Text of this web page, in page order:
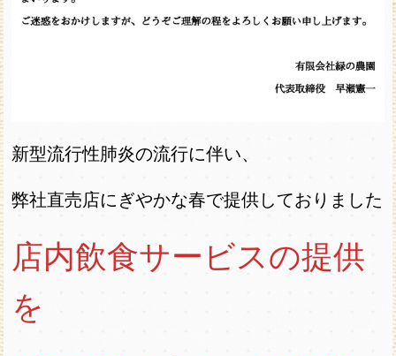
新型流行性肺炎の流行に伴い、
弊社直売店にぎやかな春で提供しておりました
店内飲食サービスの提供
を